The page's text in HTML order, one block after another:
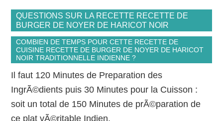
QUESTIONS SUR LA RECETTE RECETTE DE
BURGER DE NOYER DE HARICOT NOIR
COMBIEN DE TEMPS POUR CETTE RECETTE DE
CUISINE RECETTE DE BURGER DE NOYER DE HARICOT
NOIR TRADITIONNELLE INDIENNE ?
Il faut 120 Minutes de Preparation des
IngrÃ©dients puis 30 Minutes pour la Cuisson :
soit un total de 150 Minutes de prÃ©paration de
ce plat vÃ©ritable Indien.